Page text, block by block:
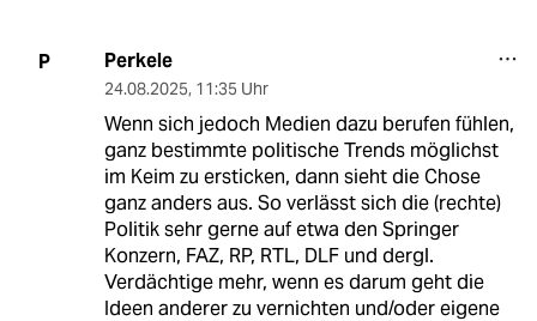
P Perkele
24.08.2025, 11:35 Uhr
Wenn sich jedoch Medien dazu berufen fühlen,
ganz bestimmte politische Trends möglichst
im Keim zu ersticken, dann sieht die Chose
ganz anders aus. So verlässt sich die (rechte)
Politik sehr gerne auf etwa den Springer
Konzern, FAZ, RP, RTL, DLF und dergl.
Verdächtige mehr, wenn es darum geht die
Ideen anderer zu vernichten und/oder eigene